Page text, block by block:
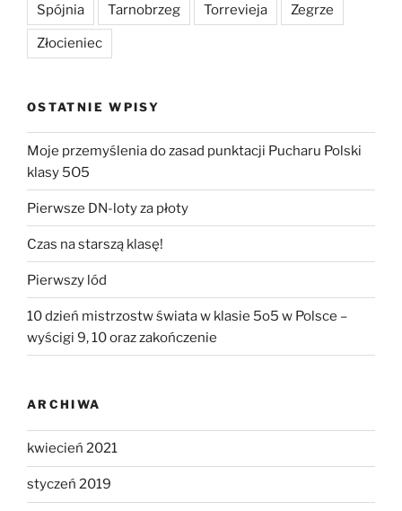
Spójnia Tarnobrzeg Torrevieja Zegrze
Złocieniec
OSTATNIE WPISY
Moje przemyślenia do zasad punktacji Pucharu Polski
klasy 5O5
Pierwsze DN-loty za płoty
Czas na starszą klasę!
Pierwszy lód
10 dzień mistrzostw świata w klasie 5o5 w Polsce –
wyścigi 9, 10 oraz zakończenie
ARCHIWA
kwiecień 2021
styczeń 2019